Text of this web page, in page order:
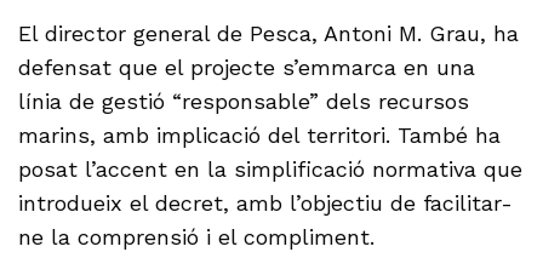
El director general de Pesca, Antoni M. Grau, ha
defensat que el projecte s’emmarca en una
línia de gestió “responsable” dels recursos
marins, amb implicació del territori. També ha
posat l’accent en la simplificació normativa que
introdueix el decret, amb l’objectiu de facilitar-
ne la comprensió i el compliment.